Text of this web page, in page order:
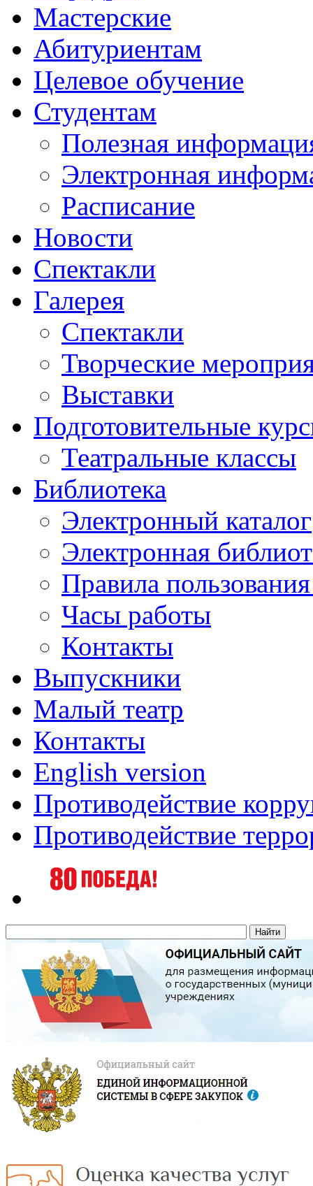
Мастерские
Абитуриентам
Целевое обучение
Студентам
Полезная
Электронная
Расписание
Новости
Спектакли
Галерея
Спектакли
Творческие
Выставки
Подготовительные
Театральные классы
Библиотека
Электронный каталог
Электронная
Правила
Часы работы
Контакты
Выпускники
Малый театр
Контакты
English version
Противодействие
Противодействие